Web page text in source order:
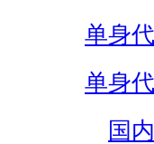
单身
单身
国